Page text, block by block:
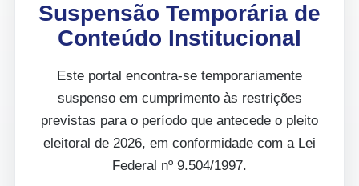
Suspensão Temporária de
Conteúdo Institucional
Este portal encontra-se temporariamente
suspenso em cumprimento às restrições
previstas para o período que antecede o pleito
eleitoral de 2026, em conformidade com a Lei
Federal nº 9.504/1997.